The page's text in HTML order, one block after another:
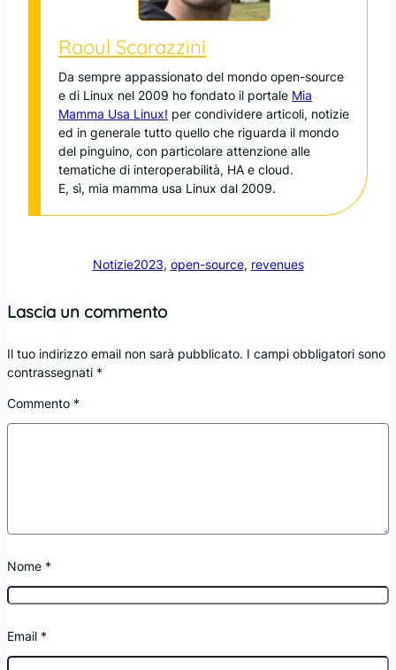
Raoul Scarazzini
Da sempre appassionato del mondo open-source
e di Linux nel 2009 ho fondato il portale Mia
Mamma Usa Linux! per condividere articoli, notizie
ed in generale tutto quello che riguarda il mondo
del pinguino, con particolare attenzione alle
tematiche di interoperabilità, HA e cloud.
E, sì, mia mamma usa Linux dal 2009.
Notizie2023, open-source, revenues
Lascia un commento
Il tuo indirizzo email non sarà pubblicato. I campi obbligatori sono
contrassegnati *
Commento *
Nome *
Email *